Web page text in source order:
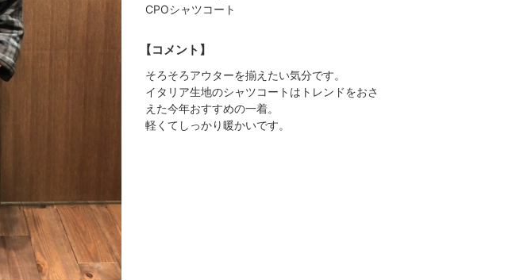
CPOシャツコート
【コメント】
そろそろアウターを揃えたい気分です。
イタリア生地のシャツコートはトレンドをおさ
えた今年おすすめの一着。
軽くてしっかり暖かいです。